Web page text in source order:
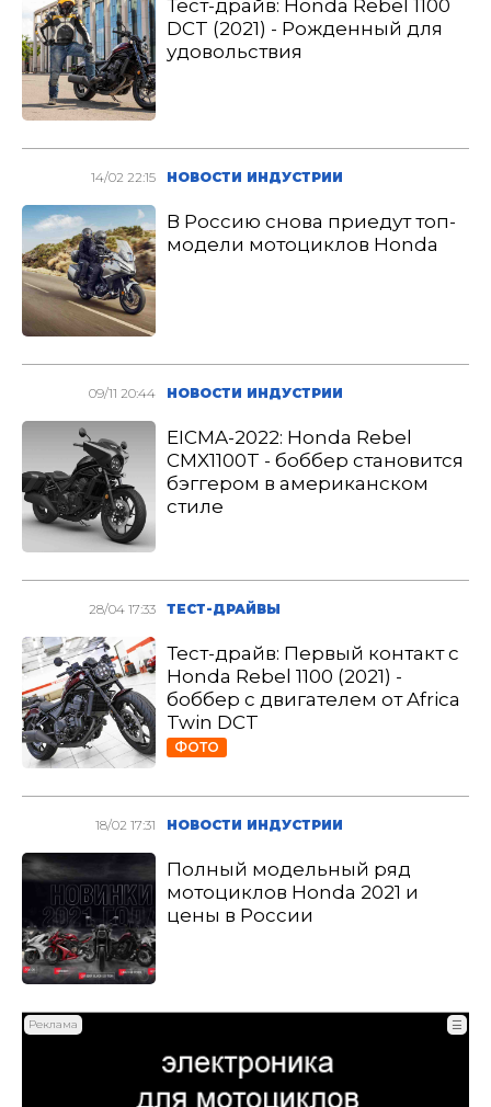
Тест-драйв: Honda Rebel 1100
DCT (2021) - Рожденный для
удовольствия
14/02 22:15 НОВОСТИ ИНДУСТРИИ
В Россию снова приедут топ-
модели мотоциклов Honda
09/11 20:44 НОВОСТИ ИНДУСТРИИ
EICMA-2022: Honda Rebel
CMX1100T - боббер становится
бэггером в американском
стиле
28/04 17:33 ТЕСТ-ДРАЙВЫ
Тест-драйв: Первый контакт с
Honda Rebel 1100 (2021) -
боббер с двигателем от Africa
Twin DCT
ФОТО
18/02 17:31 НОВОСТИ ИНДУСТРИИ
Полный модельный ряд
мотоциклов Honda 2021 и
цены в России
Реклама ☰